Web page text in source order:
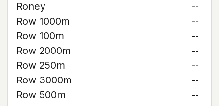
Roney
--
Row 1000m
--
Row 100m
--
Row 2000m
--
Row 250m
--
Row 3000m
--
Row 500m
--